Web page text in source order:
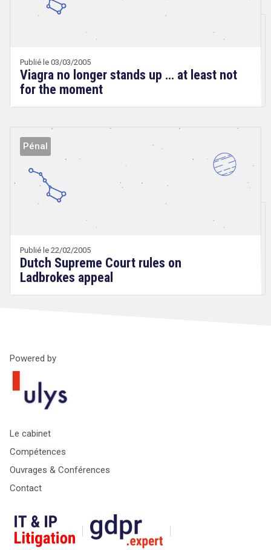
Publié le 03/03/2005
Viagra no longer stands up … at least not
for the moment
Droit
Technologies
Pénal
Publié le 22/02/2005
Dutch Supreme Court rules on
Ladbrokes appeal
Droit
Technologies
Powered by
Le cabinet
Compétences
Ouvrages & Conférences
Contact